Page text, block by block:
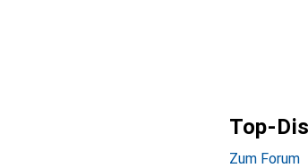
Top-
Zum Forum